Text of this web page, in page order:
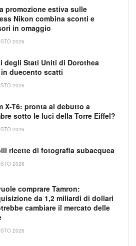
promozione estiva sulle
Nikon combina sconti e
in omaggio
2026
degli Stati Uniti di Dorothea
duecento scatti
2026
X-T6: pronta al debutto a
sotto le luci della Torre Eiffel?
2026
ricette di fotografia subacquea
2026
comprare Tamron:
da 1,2 miliardi di dollari
cambiare il mercato delle
2026